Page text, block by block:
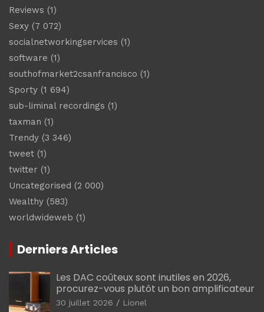
Reviews (1)
Sexy (7 072)
socialnetworkingservices (1)
software (1)
southofmarket2csanfrancisco (1)
Sporty (1 694)
sub-liminal recordings (1)
taxman (1)
Trendy (3 346)
tweet (1)
twitter (1)
Uncategorised (2 000)
Wealthy (583)
worldwideweb (1)
Derniers Articles
Les DAC coûteux sont inutiles en 2026,
procurez-vous plutôt un bon amplificateur
30 juillet 2026 Lionel